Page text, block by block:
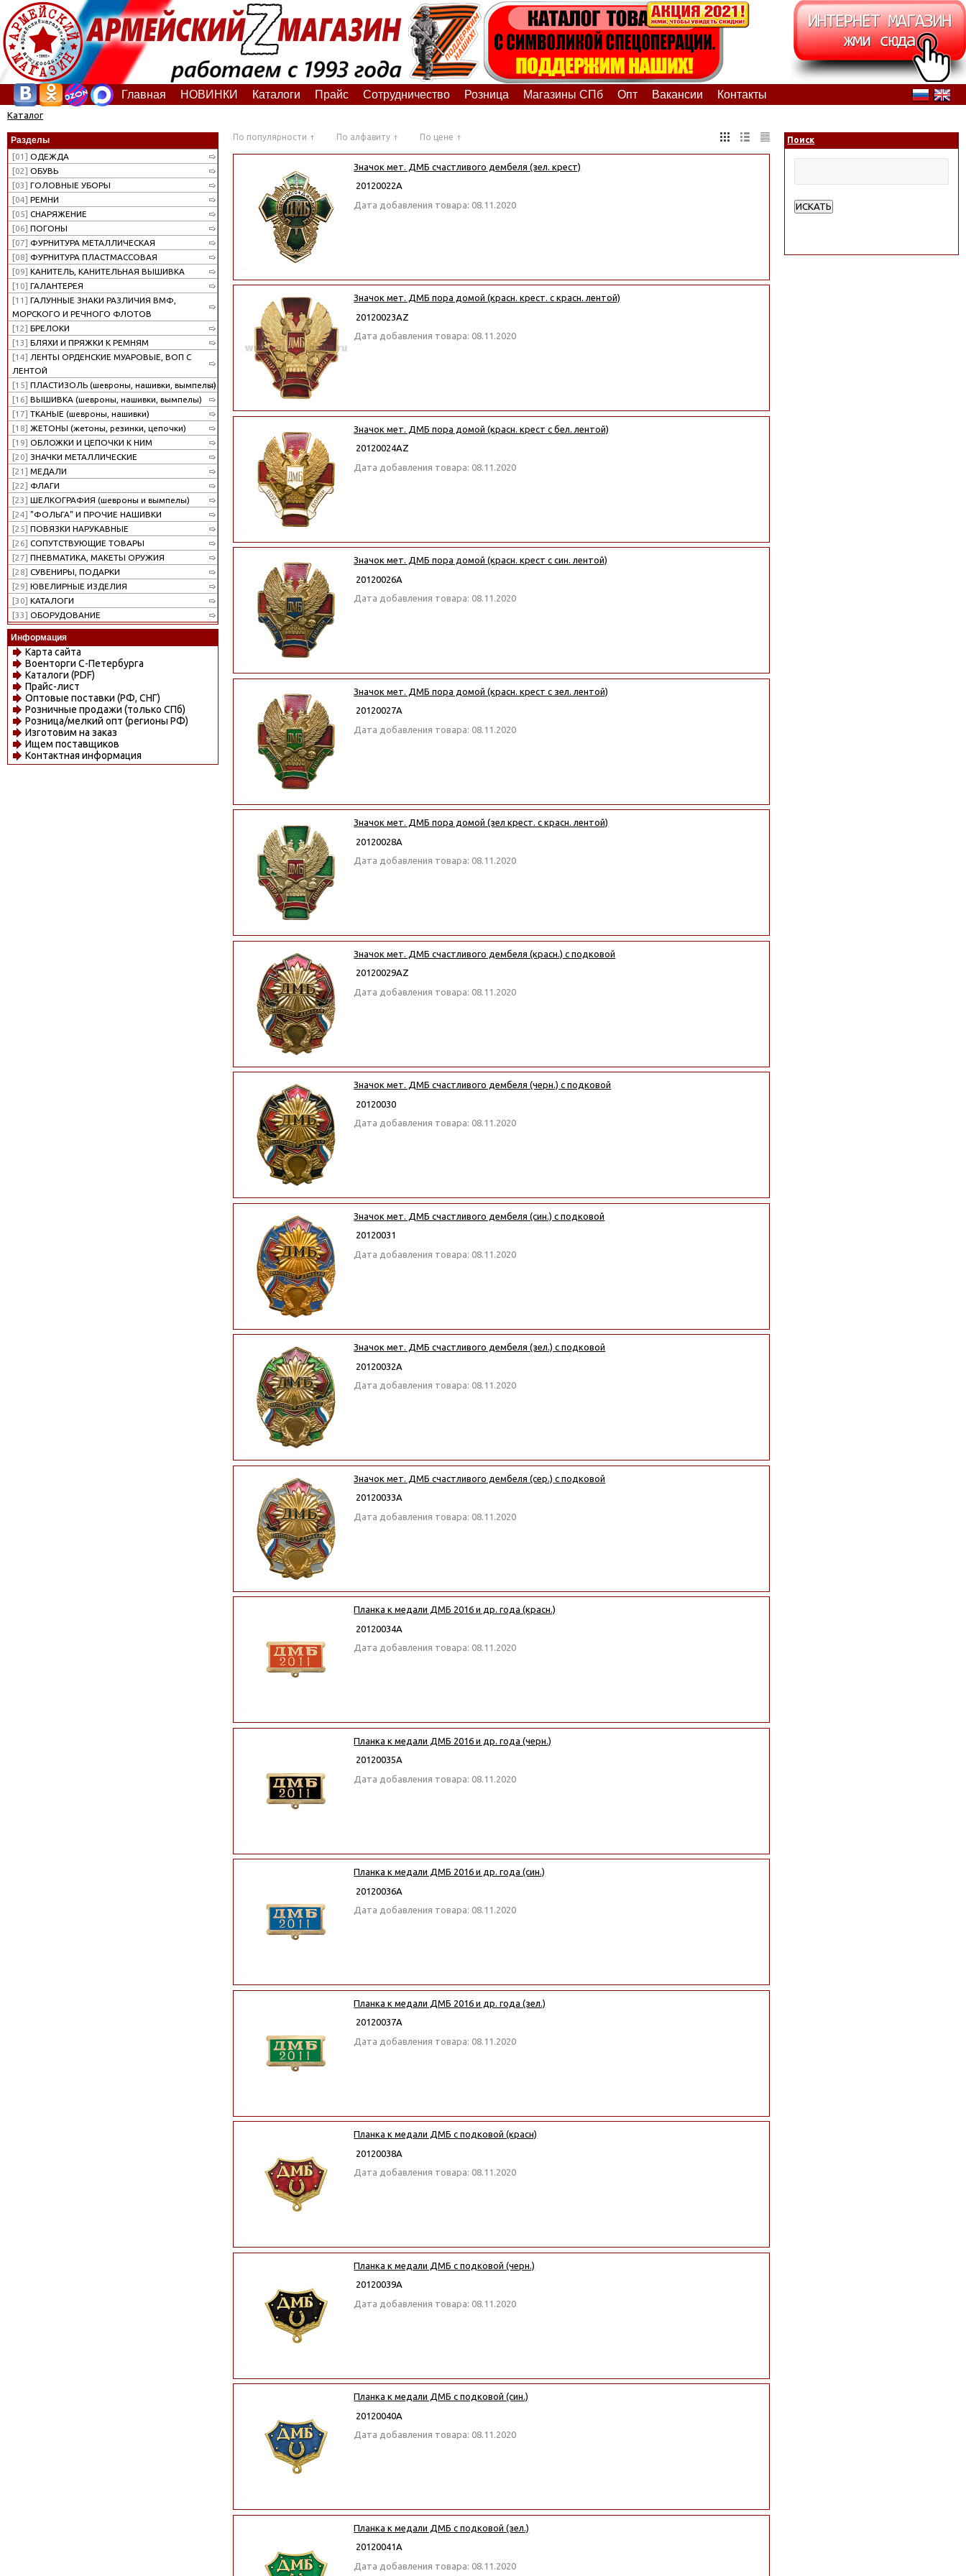
Главная НОВИНКИ Каталоги Прайс Сотрудничество Розница Магазины СПб Опт Вакансии Контакты
Каталог
Разделы
[01] ОДЕЖДА
[02] ОБУВЬ
[03] ГОЛОВНЫЕ УБОРЫ
[04] РЕМНИ
[05] СНАРЯЖЕНИЕ
[06] ПОГОНЫ
[07] ФУРНИТУРА МЕТАЛЛИЧЕСКАЯ
[08] ФУРНИТУРА ПЛАСТМАССОВАЯ
[09] КАНИТЕЛЬ, КАНИТЕЛЬНАЯ ВЫШИВКА
[10] ГАЛАНТЕРЕЯ
[11] ГАЛУННЫЕ ЗНАКИ РАЗЛИЧИЯ ВМФ,
МОРСКОГО И РЕЧНОГО ФЛОТОВ
[12] БРЕЛОКИ
[13] БЛЯХИ И ПРЯЖКИ К РЕМНЯМ
[14] ЛЕНТЫ ОРДЕНСКИЕ МУАРОВЫЕ, ВОП С
ЛЕНТОЙ
[15] ПЛАСТИЗОЛЬ (шевроны, нашивки, вымпелы)
[16] ВЫШИВКА (шевроны, нашивки, вымпелы)
[17] ТКАНЫЕ (шевроны, нашивки)
[18] ЖЕТОНЫ (жетоны, резинки, цепочки)
[19] ОБЛОЖКИ И ЦЕПОЧКИ К НИМ
[20] ЗНАЧКИ МЕТАЛЛИЧЕСКИЕ
[21] МЕДАЛИ
[22] ФЛАГИ
[23] ШЕЛКОГРАФИЯ (шевроны и вымпелы)
[24] "ФОЛЬГА" И ПРОЧИЕ НАШИВКИ
[25] ПОВЯЗКИ НАРУКАВНЫЕ
[26] СОПУТСТВУЮЩИЕ ТОВАРЫ
[27] ПНЕВМАТИКА, МАКЕТЫ ОРУЖИЯ
[28] СУВЕНИРЫ, ПОДАРКИ
[29] ЮВЕЛИРНЫЕ ИЗДЕЛИЯ
[30] КАТАЛОГИ
[33] ОБОРУДОВАНИЕ
Информация
Карта сайта
Военторги С-Петербурга
Каталоги (PDF)
Прайс-лист
Оптовые поставки (РФ, СНГ)
Розничные продажи (только СПб)
Розница/мелкий опт (регионы РФ)
Изготовим на заказ
Ищем поставщиков
Контактная информация
По популярности По алфавиту По цене
Значок мет. ДМБ счастливого дембеля (зел. крест)
20120022А
Дата добавления товара: 08.11.2020
Значок мет. ДМБ пора домой (красн. крест. с красн. лентой)
20120023АZ
Дата добавления товара: 08.11.2020
Значок мет. ДМБ пора домой (красн. крест с бел. лентой)
20120024АZ
Дата добавления товара: 08.11.2020
Значок мет. ДМБ пора домой (красн. крест с син. лентой)
20120026А
Дата добавления товара: 08.11.2020
Значок мет. ДМБ пора домой (красн. крест с зел. лентой)
20120027А
Дата добавления товара: 08.11.2020
Значок мет. ДМБ пора домой (зел крест. с красн. лентой)
20120028А
Дата добавления товара: 08.11.2020
Значок мет. ДМБ счастливого дембеля (красн.) с подковой
20120029АZ
Дата добавления товара: 08.11.2020
Значок мет. ДМБ счастливого дембеля (черн.) с подковой
20120030
Дата добавления товара: 08.11.2020
Значок мет. ДМБ счастливого дембеля (син.) с подковой
20120031
Дата добавления товара: 08.11.2020
Значок мет. ДМБ счастливого дембеля (зел.) с подковой
20120032А
Дата добавления товара: 08.11.2020
Значок мет. ДМБ счастливого дембеля (сер.) с подковой
20120033А
Дата добавления товара: 08.11.2020
Планка к медали ДМБ 2016 и др. года (красн.)
20120034А
Дата добавления товара: 08.11.2020
Планка к медали ДМБ 2016 и др. года (черн.)
20120035А
Дата добавления товара: 08.11.2020
Планка к медали ДМБ 2016 и др. года (син.)
20120036А
Дата добавления товара: 08.11.2020
Планка к медали ДМБ 2016 и др. года (зел.)
20120037А
Дата добавления товара: 08.11.2020
Планка к медали ДМБ с подковой (красн)
20120038А
Дата добавления товара: 08.11.2020
Планка к медали ДМБ с подковой (черн.)
20120039А
Дата добавления товара: 08.11.2020
Планка к медали ДМБ с подковой (син.)
20120040А
Дата добавления товара: 08.11.2020
Планка к медали ДМБ с подковой (зел.)
20120041А
Дата добавления товара: 08.11.2020
Поиск
ИСКАТЬ